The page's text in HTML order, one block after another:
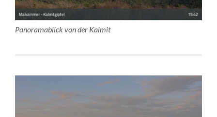
Panoramablick von der Kalmit